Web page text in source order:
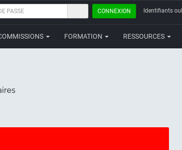
CONNEXION Identifiants
FORMATION RESSOURCES